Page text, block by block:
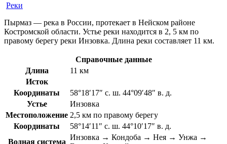
Реки
Пырмаз — река в России, протекает в Нейском районе
Костромской области. Устье реки находится в 2, 5 км по
правому берегу реки Инзовка. Длина реки составляет 11 км.
Справочные данные
Длина
11 км
Исток
Координаты
58°18′17″ с. ш. 44°09′48″ в. д.
Устье
Инзовка
Местоположение 2,5 км по правому берегу
Координаты
58°14′11″ с. ш. 44°10′17″ в. д.
Водная система
Инзовка → Кондоба → Нея → Унжа →